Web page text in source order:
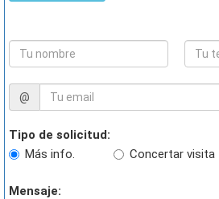
@
Tipo de solicitud:
Más info.
Concertar visita
Mensaje: